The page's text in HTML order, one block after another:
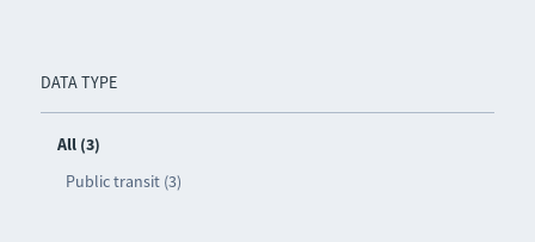
DATA TYPE
All (3)
Public transit (3)